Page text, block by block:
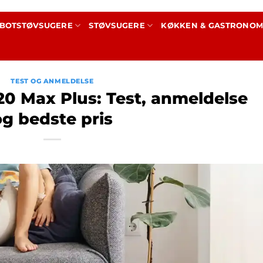
STØVSUGERE KØKKEN &
TEST OG ANMELDELSE
Max Plus: Test, anmeldelse
bedste pris